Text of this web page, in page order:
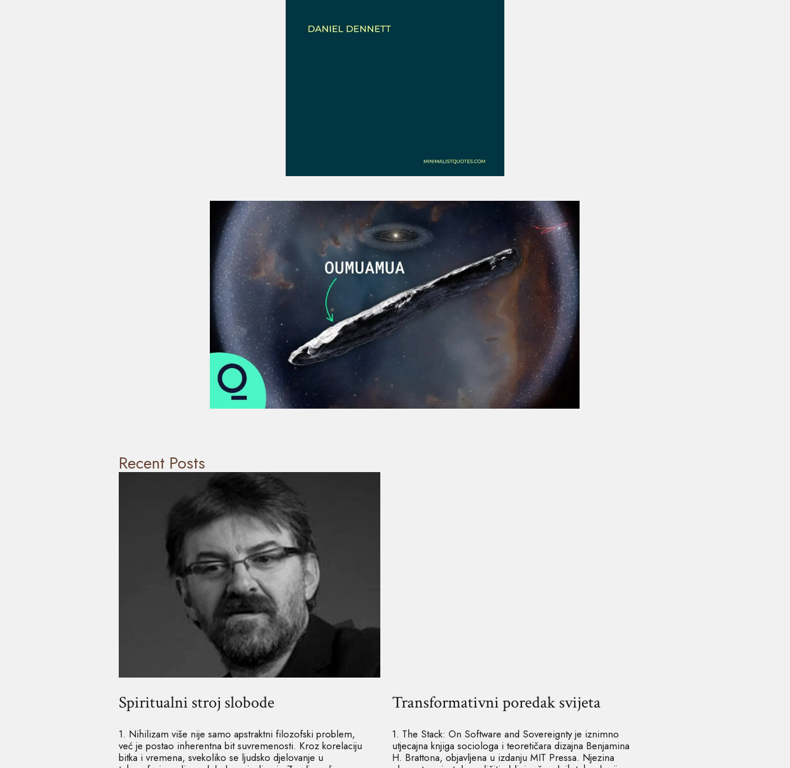
Recent Posts
Spiritualni stroj slobode
1. Nihilizam više nije samo apstraktni filozofski problem,
već je postao inherentna bit suvremenosti. Kroz korelaciju
bitka i vremena, svekoliko se ljudsko djelovanje u
Transformativni poredak svijeta
1. The Stack: On Software and Sovereignty je iznimno
utjecajna knjiga sociologa i teoretičara dizajna Benjamina
H. Brattona, objavljena u izdanju MIT Pressa. Njezina